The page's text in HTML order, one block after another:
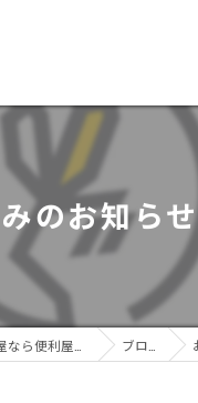
のお知らせ
ブログ